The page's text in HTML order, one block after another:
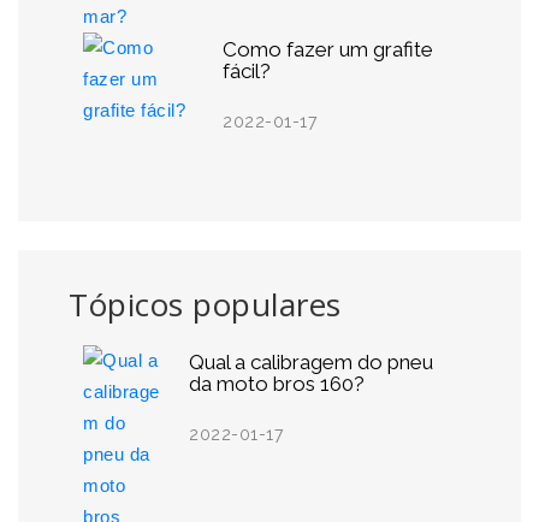
Como fazer um grafite
fácil?
2022-01-17
Tópicos populares
Qual a calibragem do pneu
da moto bros 160?
2022-01-17